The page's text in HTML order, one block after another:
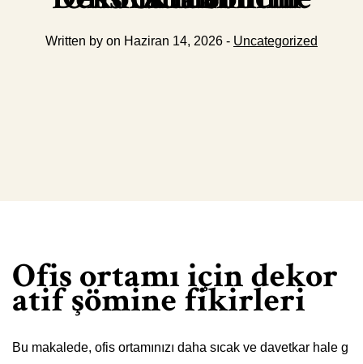
Written by on Haziran 14, 2026 - Uncategorized
Ofis ortamı için dekor
atif şömine fikirleri
Bu makalede, ofis ortamınızı daha sıcak ve davetkar hale g